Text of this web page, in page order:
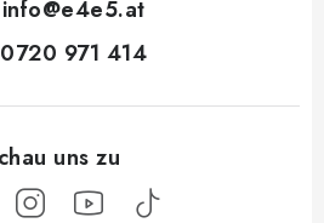
info@e4e5.at
0720 971 414